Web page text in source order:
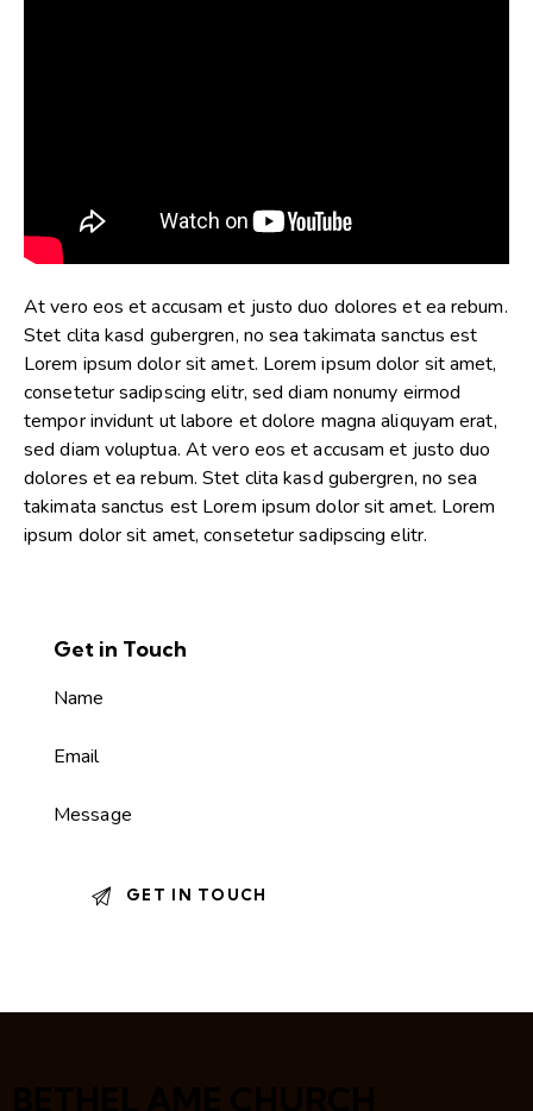
At vero eos et accusam et justo duo dolores et ea rebum.
Stet clita kasd gubergren, no sea takimata sanctus est
Lorem ipsum dolor sit amet. Lorem ipsum dolor sit amet,
consetetur sadipscing elitr, sed diam nonumy eirmod
tempor invidunt ut labore et dolore magna aliquyam erat,
sed diam voluptua. At vero eos et accusam et justo duo
dolores et ea rebum. Stet clita kasd gubergren, no sea
takimata sanctus est Lorem ipsum dolor sit amet. Lorem
ipsum dolor sit amet, consetetur sadipscing elitr.
Get in Touch